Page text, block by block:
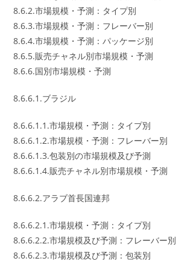
8.6.2.市場規模・予測：タイプ別
8.6.3.市場規模・予測：フレーバー別
8.6.4.市場規模・予測：パッケージ別
8.6.5.販売チャネル別市場規模・予測
8.6.6.国別市場規模・予測
8.6.6.1.ブラジル
8.6.6.1.1.市場規模・予測：タイプ別
8.6.6.1.2.市場規模・予測：フレーバー別
8.6.6.1.3.包装別の市場規模及び予測
8.6.6.1.4.販売チャネル別市場規模・予測
8.6.6.2.アラブ首長国連邦
8.6.6.2.1.市場規模・予測：タイプ別
8.6.6.2.2.市場規模及び予測：フレーバー別
8.6.6.2.3.市場規模及び予測：包装別